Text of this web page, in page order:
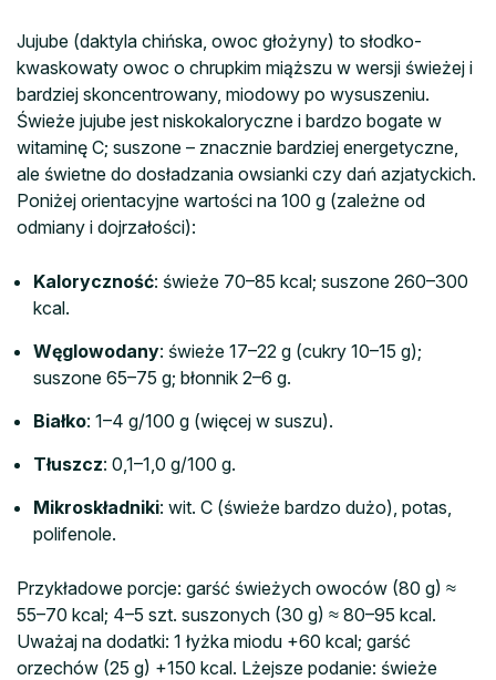
Jujube (daktyla chińska, owoc głożyny) to słodko-
kwaskowaty owoc o chrupkim miąższu w wersji świeżej i
bardziej skoncentrowany, miodowy po wysuszeniu.
Świeże jujube jest niskokaloryczne i bardzo bogate w
witaminę C; suszone – znacznie bardziej energetyczne,
ale świetne do dosładzania owsianki czy dań azjatyckich.
Poniżej orientacyjne wartości na 100 g (zależne od
odmiany i dojrzałości):
Kaloryczność: świeże 70–85 kcal; suszone 260–300
kcal.
Węglowodany: świeże 17–22 g (cukry 10–15 g);
suszone 65–75 g; błonnik 2–6 g.
Białko: 1–4 g/100 g (więcej w suszu).
Tłuszcz: 0,1–1,0 g/100 g.
Mikroskładniki: wit. C (świeże bardzo dużo), potas,
polifenole.
Przykładowe porcje: garść świeżych owoców (80 g) ≈
55–70 kcal; 4–5 szt. suszonych (30 g) ≈ 80–95 kcal.
Uważaj na dodatki: 1 łyżka miodu +60 kcal; garść
orzechów (25 g) +150 kcal. Lżejsze podanie: świeże